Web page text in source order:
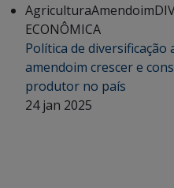
AgriculturaAmendoim
ECONÔMICA
Política de
amendoim crescer e
produtor no país
24 jan 2025